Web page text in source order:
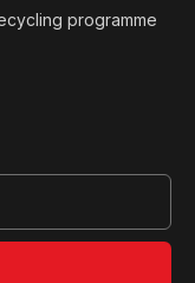
programme